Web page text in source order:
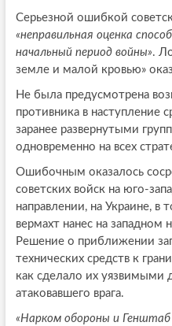
Серьезной ошибкой
«неправильная оценка
начальный период войны».
земле и малой кровью»
Не была предусмотрена
противника в наступление
заранее развернутыми
одновременно на всех
Ошибочным оказалось
советских войск на юго-
направлении, на Украине, в
вермахт нанес на западном
Решение о приближении
технических средств к
как сделало их уязвимыми
атаковавшего врага.
«Нарком обороны и